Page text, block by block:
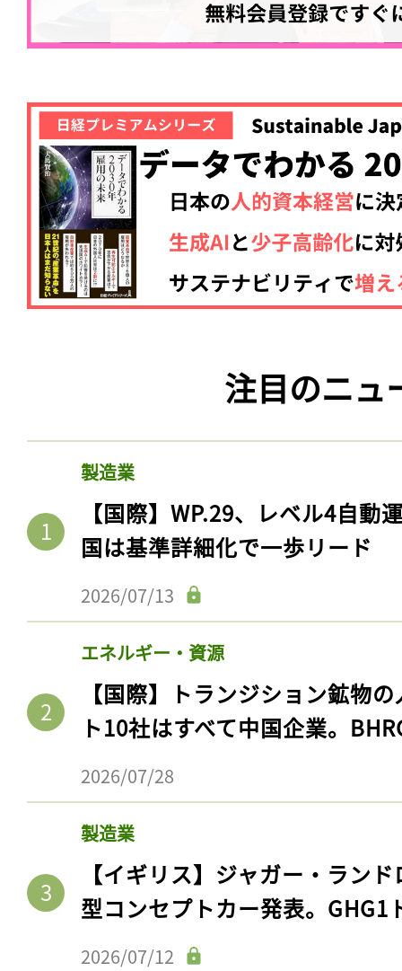
注目のニュ
製造業
【国際】WP.29、レベル4自動
国は基準詳細化で一歩リード
2026/07/13
エネルギー・資源
【国際】トランジション鉱物
ト10社はすべて中国企業。
2026/07/28
製造業
【イギリス】ジャガー・ラン
型コンセプトカー発表。GHG1
2026/07/12
記事をお気に入りに
ログインが必
ログイン
会員登録